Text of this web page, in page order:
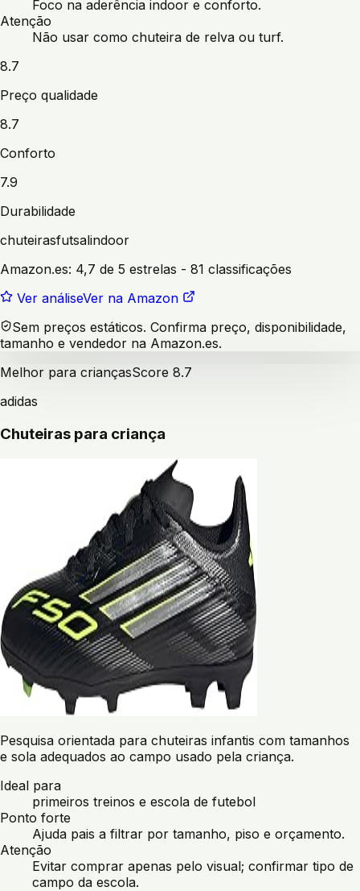
Foco na aderência indoor e conforto.
Atenção
Não usar como chuteira de relva ou turf.
8.7
Preço qualidade
8.7
Conforto
7.9
Durabilidade
chuteirasfutsalindoor
Amazon.es: 4,7 de 5 estrelas - 81 classificações
Ver análiseVer na Amazon
Sem preços estáticos. Confirma preço, disponibilidade,
tamanho e vendedor na Amazon.es.
Melhor para criançasScore 8.7
adidas
Chuteiras para criança
Pesquisa orientada para chuteiras infantis com tamanhos
e sola adequados ao campo usado pela criança.
Ideal para
primeiros treinos e escola de futebol
Ponto forte
Ajuda pais a filtrar por tamanho, piso e orçamento.
Atenção
Evitar comprar apenas pelo visual; confirmar tipo de
campo da escola.